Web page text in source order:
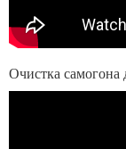
Очистка самогона